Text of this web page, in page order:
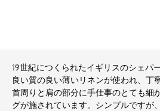
19世紀につくられたイギリスのシェパ
良い質の良い薄いリネンが使われ、丁
首周りと肩の部分に手仕事のとても細
グが施されています。シンプルですが